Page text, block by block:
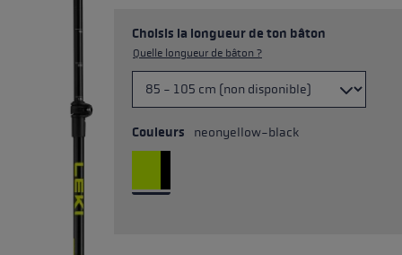
Choisis la longueur de ton bâton
Quelle longueur de bâton ?
Couleurs neonyellow-black